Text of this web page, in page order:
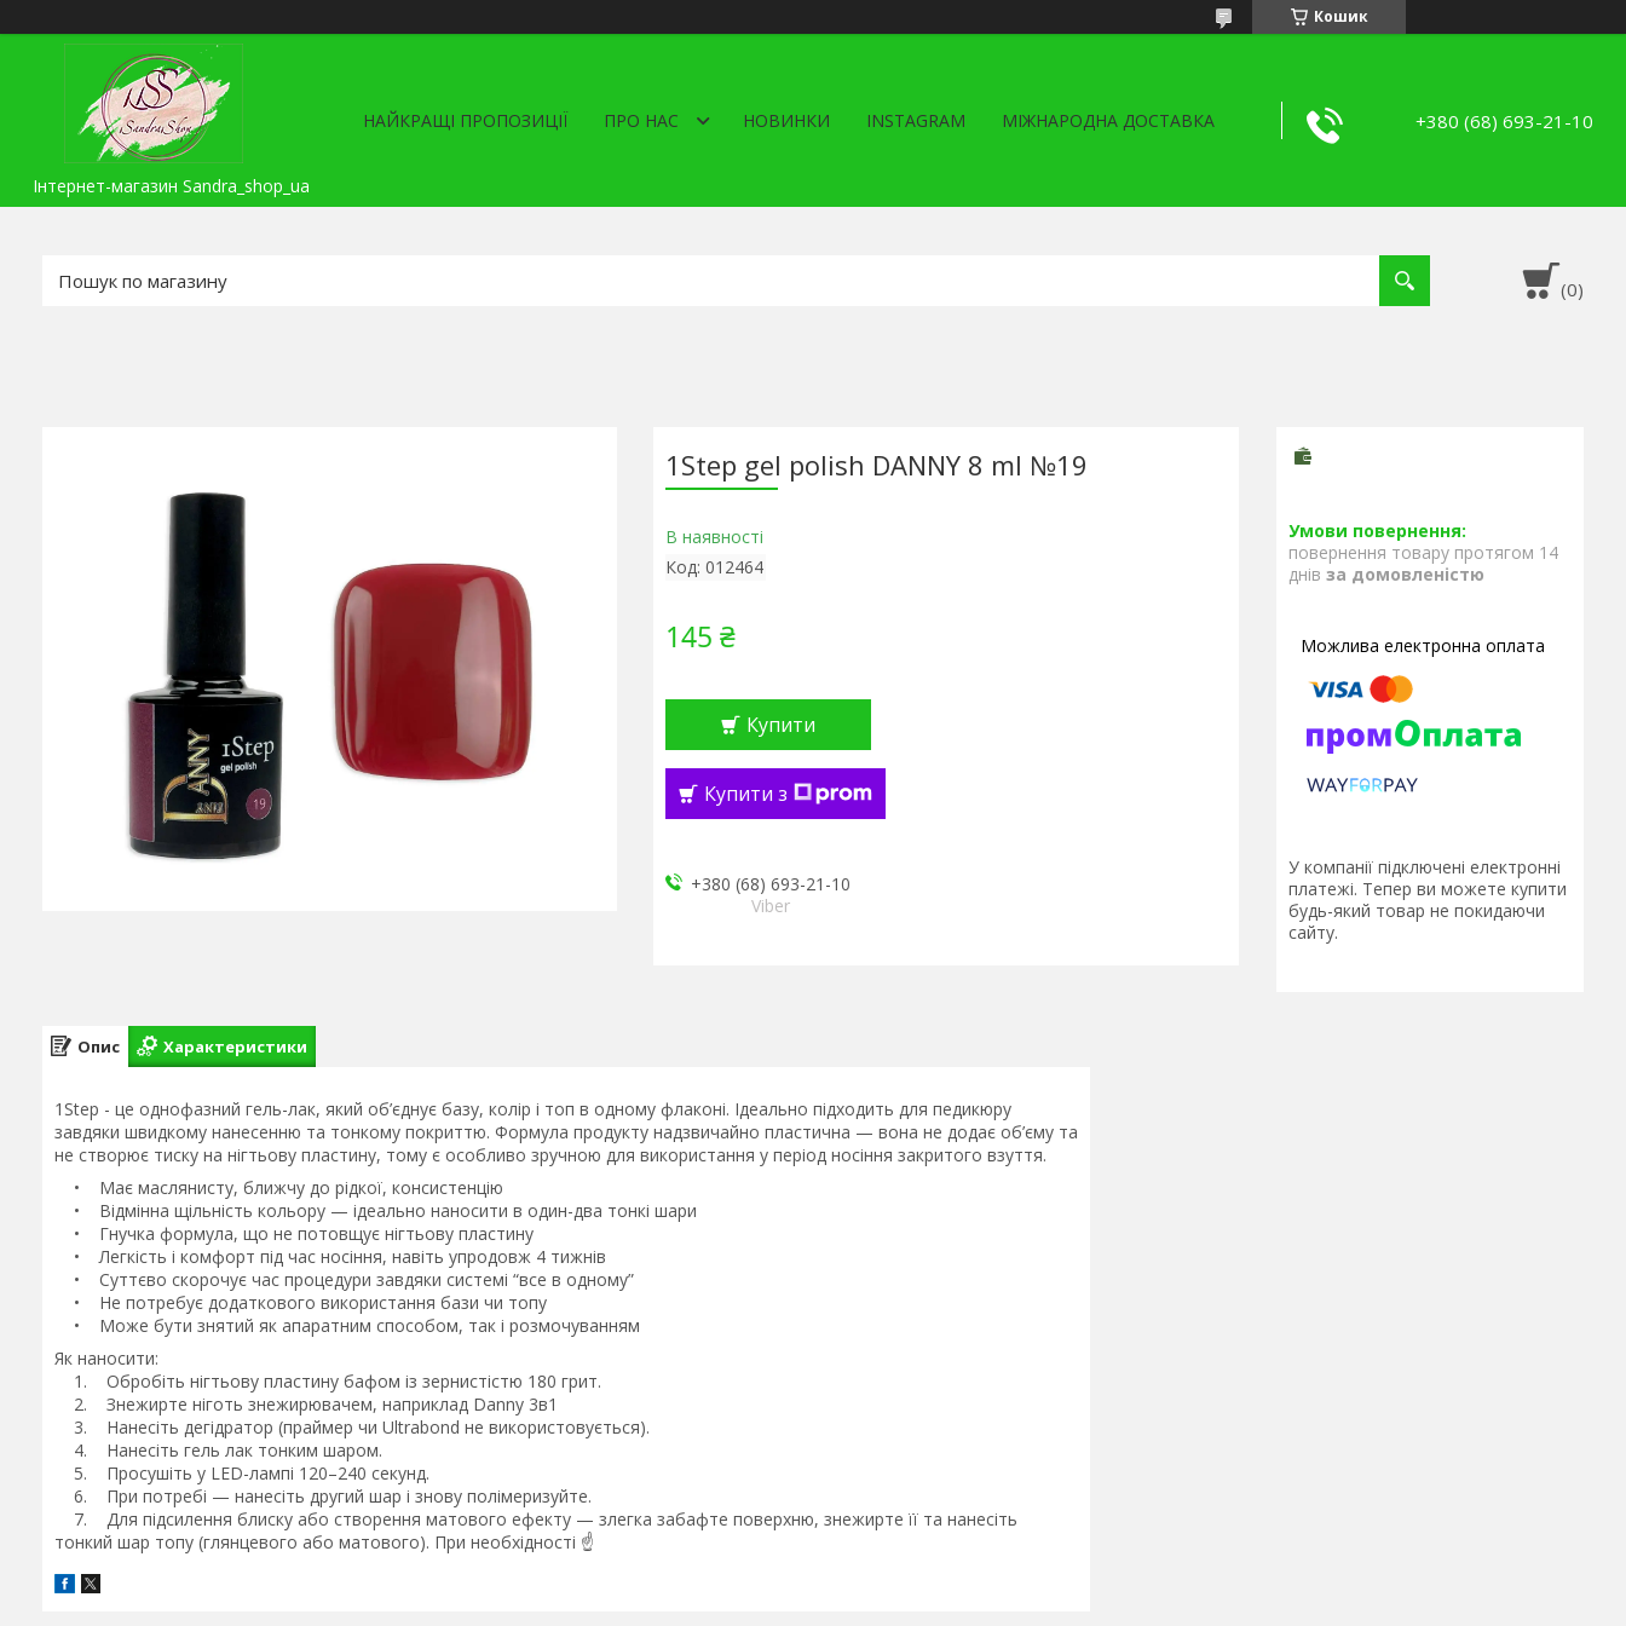
Кошик
Інтернет-магазин Sandra_shop_ua
НАЙКРАЩІ ПРОПОЗИЦІЇ ПРО НАС НОВИНКИ INSTAGRAM МІЖНАРОДНА ДОСТАВКА +380 (68) 693-21-10
1Step gel polish DANNY 8 ml №19
В наявності
Код: 012464
145 ₴
Купити
Купити з
+380 (68) 693-21-10
Viber
повернення товару протягом 14
днів за домовленістю
У компанії підключені електронні
платежі. Тепер ви можете купити
будь-який товар не покидаючи
сайту.
Опис Характеристики
1Step - це однофазний гель-лак, який об’єднує базу, колір і топ в одному флаконі. Ідеально підходить для педикюру
завдяки швидкому нанесенню та тонкому покриттю. Формула продукту надзвичайно пластична — вона не додає об’єму та
не створює тиску на нігтьову пластину, тому є особливо зручною для використання у період носіння закритого взуття.
• Має маслянисту, ближчу до рідкої, консистенцію
• Відмінна щільність кольору — ідеально наносити в один-два тонкі шари
• Гнучка формула, що не потовщує нігтьову пластину
• Легкість і комфорт під час носіння, навіть упродовж 4 тижнів
• Суттєво скорочує час процедури завдяки системі “все в одному”
• Не потребує додаткового використання бази чи топу
• Може бути знятий як апаратним способом, так і розмочуванням
Як наносити:
1. Обробіть нігтьову пластину бафом із зернистістю 180 грит.
2. Знежирте ніготь знежирювачем, наприклад Danny 3в1
3. Нанесіть дегідратор (праймер чи Ultrabond не використовується).
4. Нанесіть гель лак тонким шаром.
5. Просушіть у LED-лампі 120–240 секунд.
6. При потребі — нанесіть другий шар і знову полімеризуйте.
7. Для підсилення блиску або створення матового ефекту — злегка забафте поверхню, знежирте її та нанесіть
тонкий шар топу (глянцевого або матового). При необхідності ☝️